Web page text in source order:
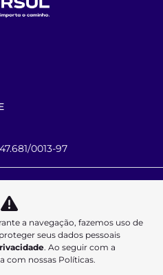
0013-97
é a vida.
® Direitos Reservados.
a navegação, fazemos uso de
seus dados pessoais
. Ao seguir com a
com nossas Políticas.